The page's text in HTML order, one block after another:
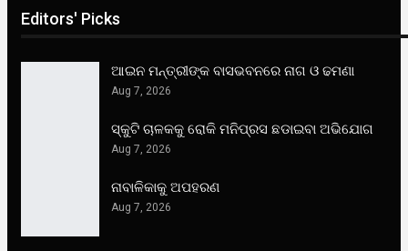
Editors' Picks
ଆଇନ ମନ୍ତ୍ରୀଙ୍କ ବାସଭବନରେ ନାଗ ଓ ଢମଣା
Aug 7, 2026
ସ୍କୁଟି ଚାଳକକୁ ରୋକି ମନିପ୍ରସ ଛଡାଇବା ଅଭିଯୋଗ
Aug 7, 2026
ନାବାଳିକାକୁ ଅପହରଣ
Aug 7, 2026